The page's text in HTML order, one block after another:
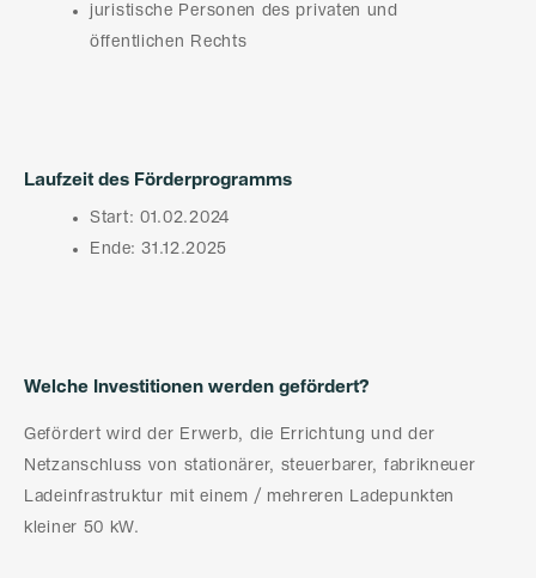
juristische Personen des privaten und
öffentlichen Rechts
Laufzeit des Förderprogramms
Start: 01.02.2024
Ende: 31.12.2025
Welche Investitionen werden gefördert?
Gefördert wird der Erwerb, die Errichtung und der
Netzanschluss von stationärer, steuerbarer, fabrikneuer
Ladeinfrastruktur mit einem / mehreren Ladepunkten
kleiner 50 kW.